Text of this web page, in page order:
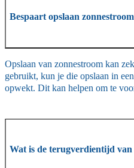
Bespaart opslaan
Opslaan van zonnestroom kan
gebruikt, kun je die opslaan in
opwekt. Dit kan helpen om te
Wat is de terugverdientijd van